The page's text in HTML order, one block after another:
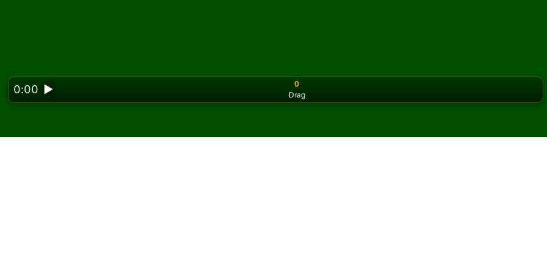
0:00 ▶
0
Drag